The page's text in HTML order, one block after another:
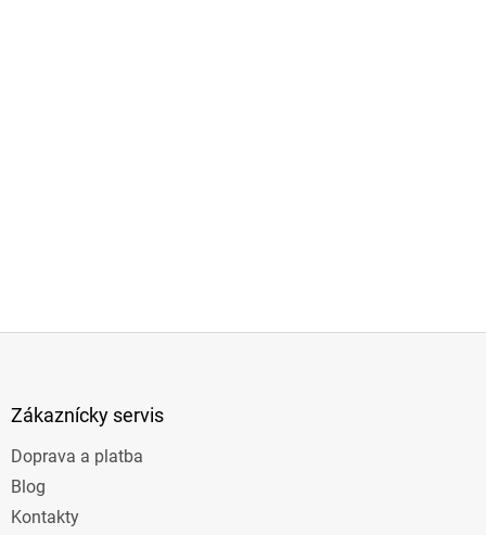
Zákaznícky servis
Doprava a platba
Blog
Kontakty